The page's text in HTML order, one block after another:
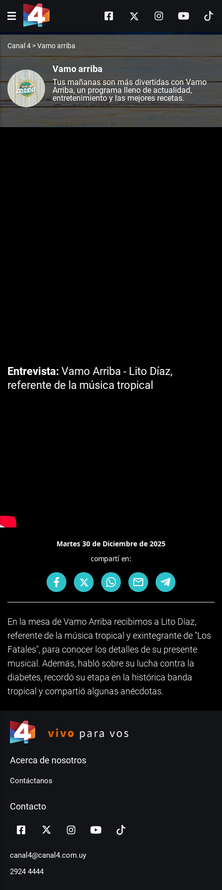
Canal 4 >Vamo arriba
Vamo arriba
Tus mañanas son más divertidas con Vamo
Arriba, un programa lleno de actualidad,
entretenimiento y las mejores recetas.
Entrevista Vamo Arriba - Lito Díaz,
referente de la música tropical
Martes 30 de Diciembre de 2025
compartí en:
En la mesa de Vamo Arriba recibimos a Lito Díaz,
referente de la música tropical y exintegrante de "Los
Fatales", para conocer los detalles de su presente
musical. Además, habló sobre su lucha contra la
diabetes, recordó su etapa en la histórica banda
tropical y compartió algunas anécdotas.
Acerca de nosotros
Contáctanos
Contacto
canal4@canal4.com.uy
2924 4444